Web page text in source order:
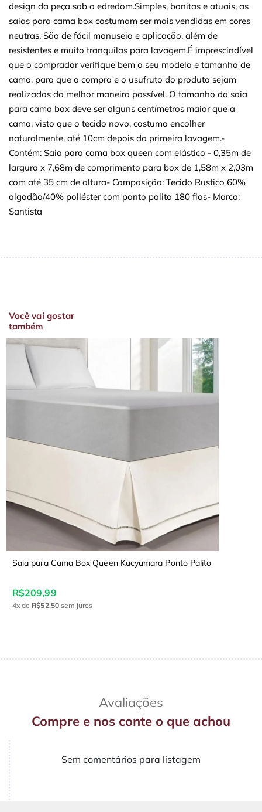
design da peça sob o edredom.Simples, bonitas e atuais, as
saias para cama box costumam ser mais vendidas em cores
neutras. São de fácil manuseio e aplicação, além de
resistentes e muito tranquilas para lavagem.É imprescindível
que o comprador verifique bem o seu modelo e tamanho de
cama, para que a compra e o usufruto do produto sejam
realizados da melhor maneira possível. O tamanho da saia
para cama box deve ser alguns centímetros maior que a
cama, visto que o tecido novo, costuma encolher
naturalmente, até 10cm depois da primeira lavagem.-
Contém: Saia para cama box queen com elástico - 0,35m de
largura x 7,68m de comprimento para box de 1,58m x 2,03m
com até 35 cm de altura- Composição: Tecido Rustico 60%
algodão/40% poliéster com ponto palito 180 fios- Marca:
Santista
Você vai gostar
também
Saia para Cama Box Queen Kacyumara Ponto Palito
R$209,99
4x de R$52,50sem juros
Avaliações
Compre e nos conte o que achou
Sem comentários para listagem